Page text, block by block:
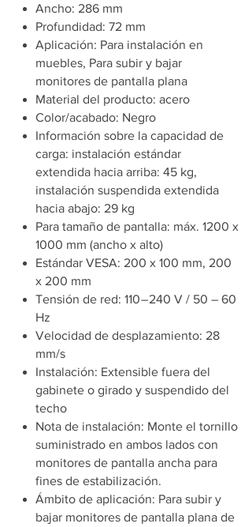
Ancho: 286 mm
Profundidad: 72 mm
Aplicación: Para instalación en
muebles, Para subir y bajar
monitores de pantalla plana
Material del producto: acero
Color/acabado: Negro
Información sobre la capacidad de
carga: instalación estándar
extendida hacia arriba: 45 kg,
instalación suspendida extendida
hacia abajo: 29 kg
Para tamaño de pantalla: máx. 1200 x
1000 mm (ancho x alto)
Estándar VESA: 200 x 100 mm, 200
x 200 mm
Tensión de red: 110 – 240 V / 50 – 60
Hz
Velocidad de desplazamiento: 28
mm/s
Instalación: Extensible fuera del
gabinete o girado y suspendido del
techo
Nota de instalación: Monte el tornillo
suministrado en ambos lados con
monitores de pantalla ancha para
fines de estabilización.
Ámbito de aplicación: Para subir y
bajar monitores de pantalla plana de